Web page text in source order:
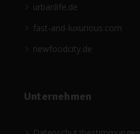
urbanlife.de
fast-and-luxurious.com
newfoodcity.de
Unternehmen